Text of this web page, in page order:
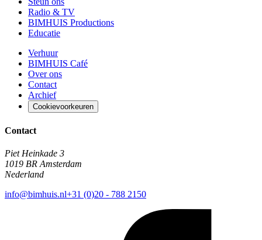
Radio & TV
BIMHUIS Productions
Educatie
Verhuur
BIMHUIS Café
Over ons
Contact
Archief
Cookievoorkeuren
Contact
Piet Heinkade 3
1019 BR Amsterdam
Nederland
info@bimhuis.nl+31 (0)20 - 788 2150